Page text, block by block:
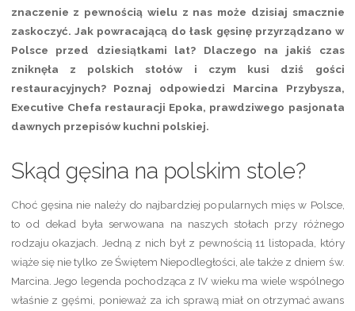
znaczenie z pewnością wielu z nas może dzisiaj smacznie
zaskoczyć. Jak powracającą do łask gęsinę przyrządzano w
Polsce przed dziesiątkami lat? Dlaczego na jakiś czas
zniknęła z polskich stołów i czym kusi dziś gości
restauracyjnych? Poznaj odpowiedzi Marcina Przybysza,
Executive Chefa restauracji Epoka, prawdziwego pasjonata
dawnych przepisów kuchni polskiej.
Skąd gęsina na polskim stole?
Choć gęsina nie należy do najbardziej popularnych mięs w Polsce,
to od dekad była serwowana na naszych stołach przy różnego
rodzaju okazjach. Jedną z nich był z pewnością 11 listopada, który
wiąże się nie tylko ze Świętem Niepodległości, ale także z dniem św.
Marcina. Jego legenda pochodząca z IV wieku ma wiele wspólnego
właśnie z gęśmi, ponieważ za ich sprawą miał on otrzymać awans